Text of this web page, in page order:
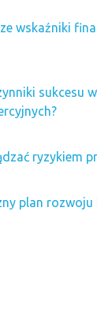
wskaźniki
sukcesu
ryzykiem
plan rozwoju